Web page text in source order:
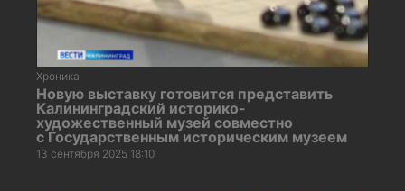
Хроника
Новую выставку готовится представить
Калининградский историко-
художественный музей совместно
с Государственным историческим музеем
13 сентября 2025 18:10